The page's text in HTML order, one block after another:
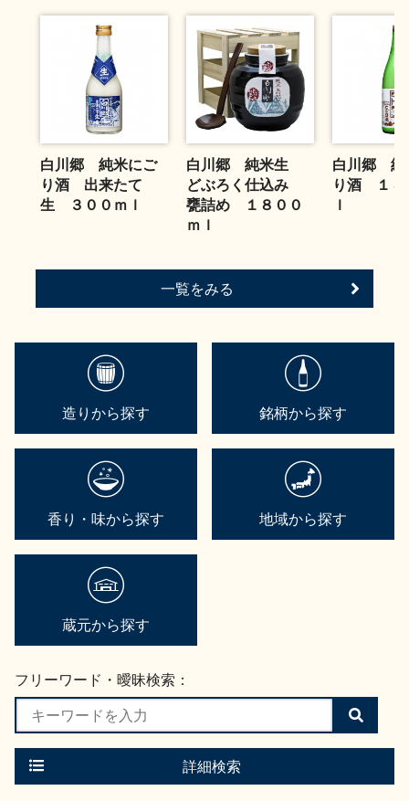
お問い合わせ
白川郷 純米にご
り酒 出来たて
生 ３００ｍｌ
白川郷 純米生
どぶろく仕込み
甕詰め １８００
ｍｌ
白川郷 純
り酒 １８
ｌ
一覧をみる
造りから探す 銘柄から探す
香り・味から探す 地域から探す
蔵元から探す
フリーワード・曖昧検索：
検
索
す
詳細検索